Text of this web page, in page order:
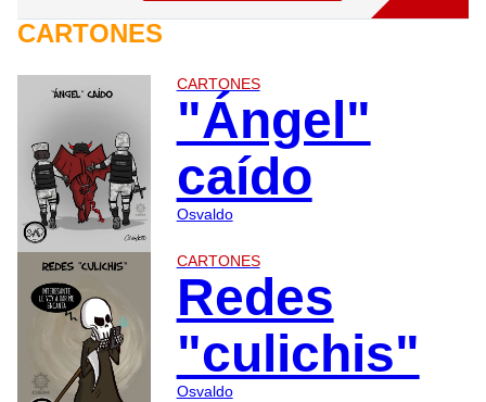
CARTONES
CARTONES
"Ángel"
caído
Osvaldo
CARTONES
Redes
"culichis"
Osvaldo